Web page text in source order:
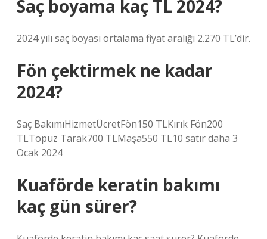
Saç boyama kaç TL 2024?
2024 yılı saç boyası ortalama fiyat aralığı 2.270 TL’dir.
Fön çektirmek ne kadar
2024?
Saç BakımıHizmetÜcretFön150 TLKırık Fön200
TLTopuz Tarak700 TLMaşa550 TL10 satır daha 3
Ocak 2024
Kuaförde keratin bakımı
kaç gün sürer?